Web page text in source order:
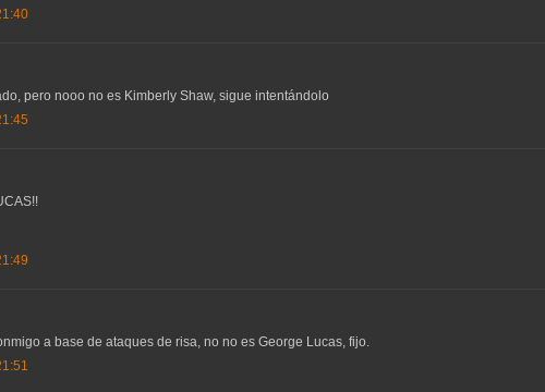
pero nooo no es Kimberly Shaw, sigue intentándolo
a base de ataques de risa, no no es George Lucas, fijo.